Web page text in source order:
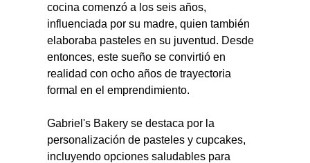
cocina comenzó a los seis años,
influenciada por su madre, quien también
elaboraba pasteles en su juventud. Desde
entonces, este sueño se convirtió en
realidad con ocho años de trayectoria
formal en el emprendimiento.
Gabriel's Bakery se destaca por la
personalización de pasteles y cupcakes,
incluyendo opciones saludables para